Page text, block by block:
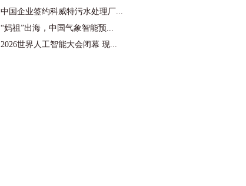
中国企业签约科威特污水处理厂...
“妈祖”出海，中国气象智能预...
2026世界人工智能大会闭幕 现...